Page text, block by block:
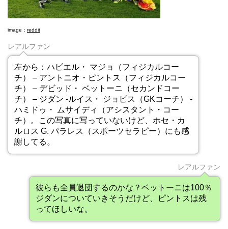
image： reddit
レアルファン
左から：ハビエル・ マジョ（フィジカルコー
チ） – アントニオ・ピントス（フィジカルコー
チ） – デビッド・ ベットーニ（セカンドコー
チ） – ジダン -ルイス・ ジョピス（GKコーチ） -
ハミドゥ・ ムサイディ（アシスタント・コー
チ）。この写真に写っていないけど、ホセ・カ
ルロス G. パラレス（スポーツセラピー）にも感
謝してる。
レアルファン
彼らも全員退団するのかな？ベットーニは100％
ジダンについていきそうだけど、ピントスは残
ってほしいな。